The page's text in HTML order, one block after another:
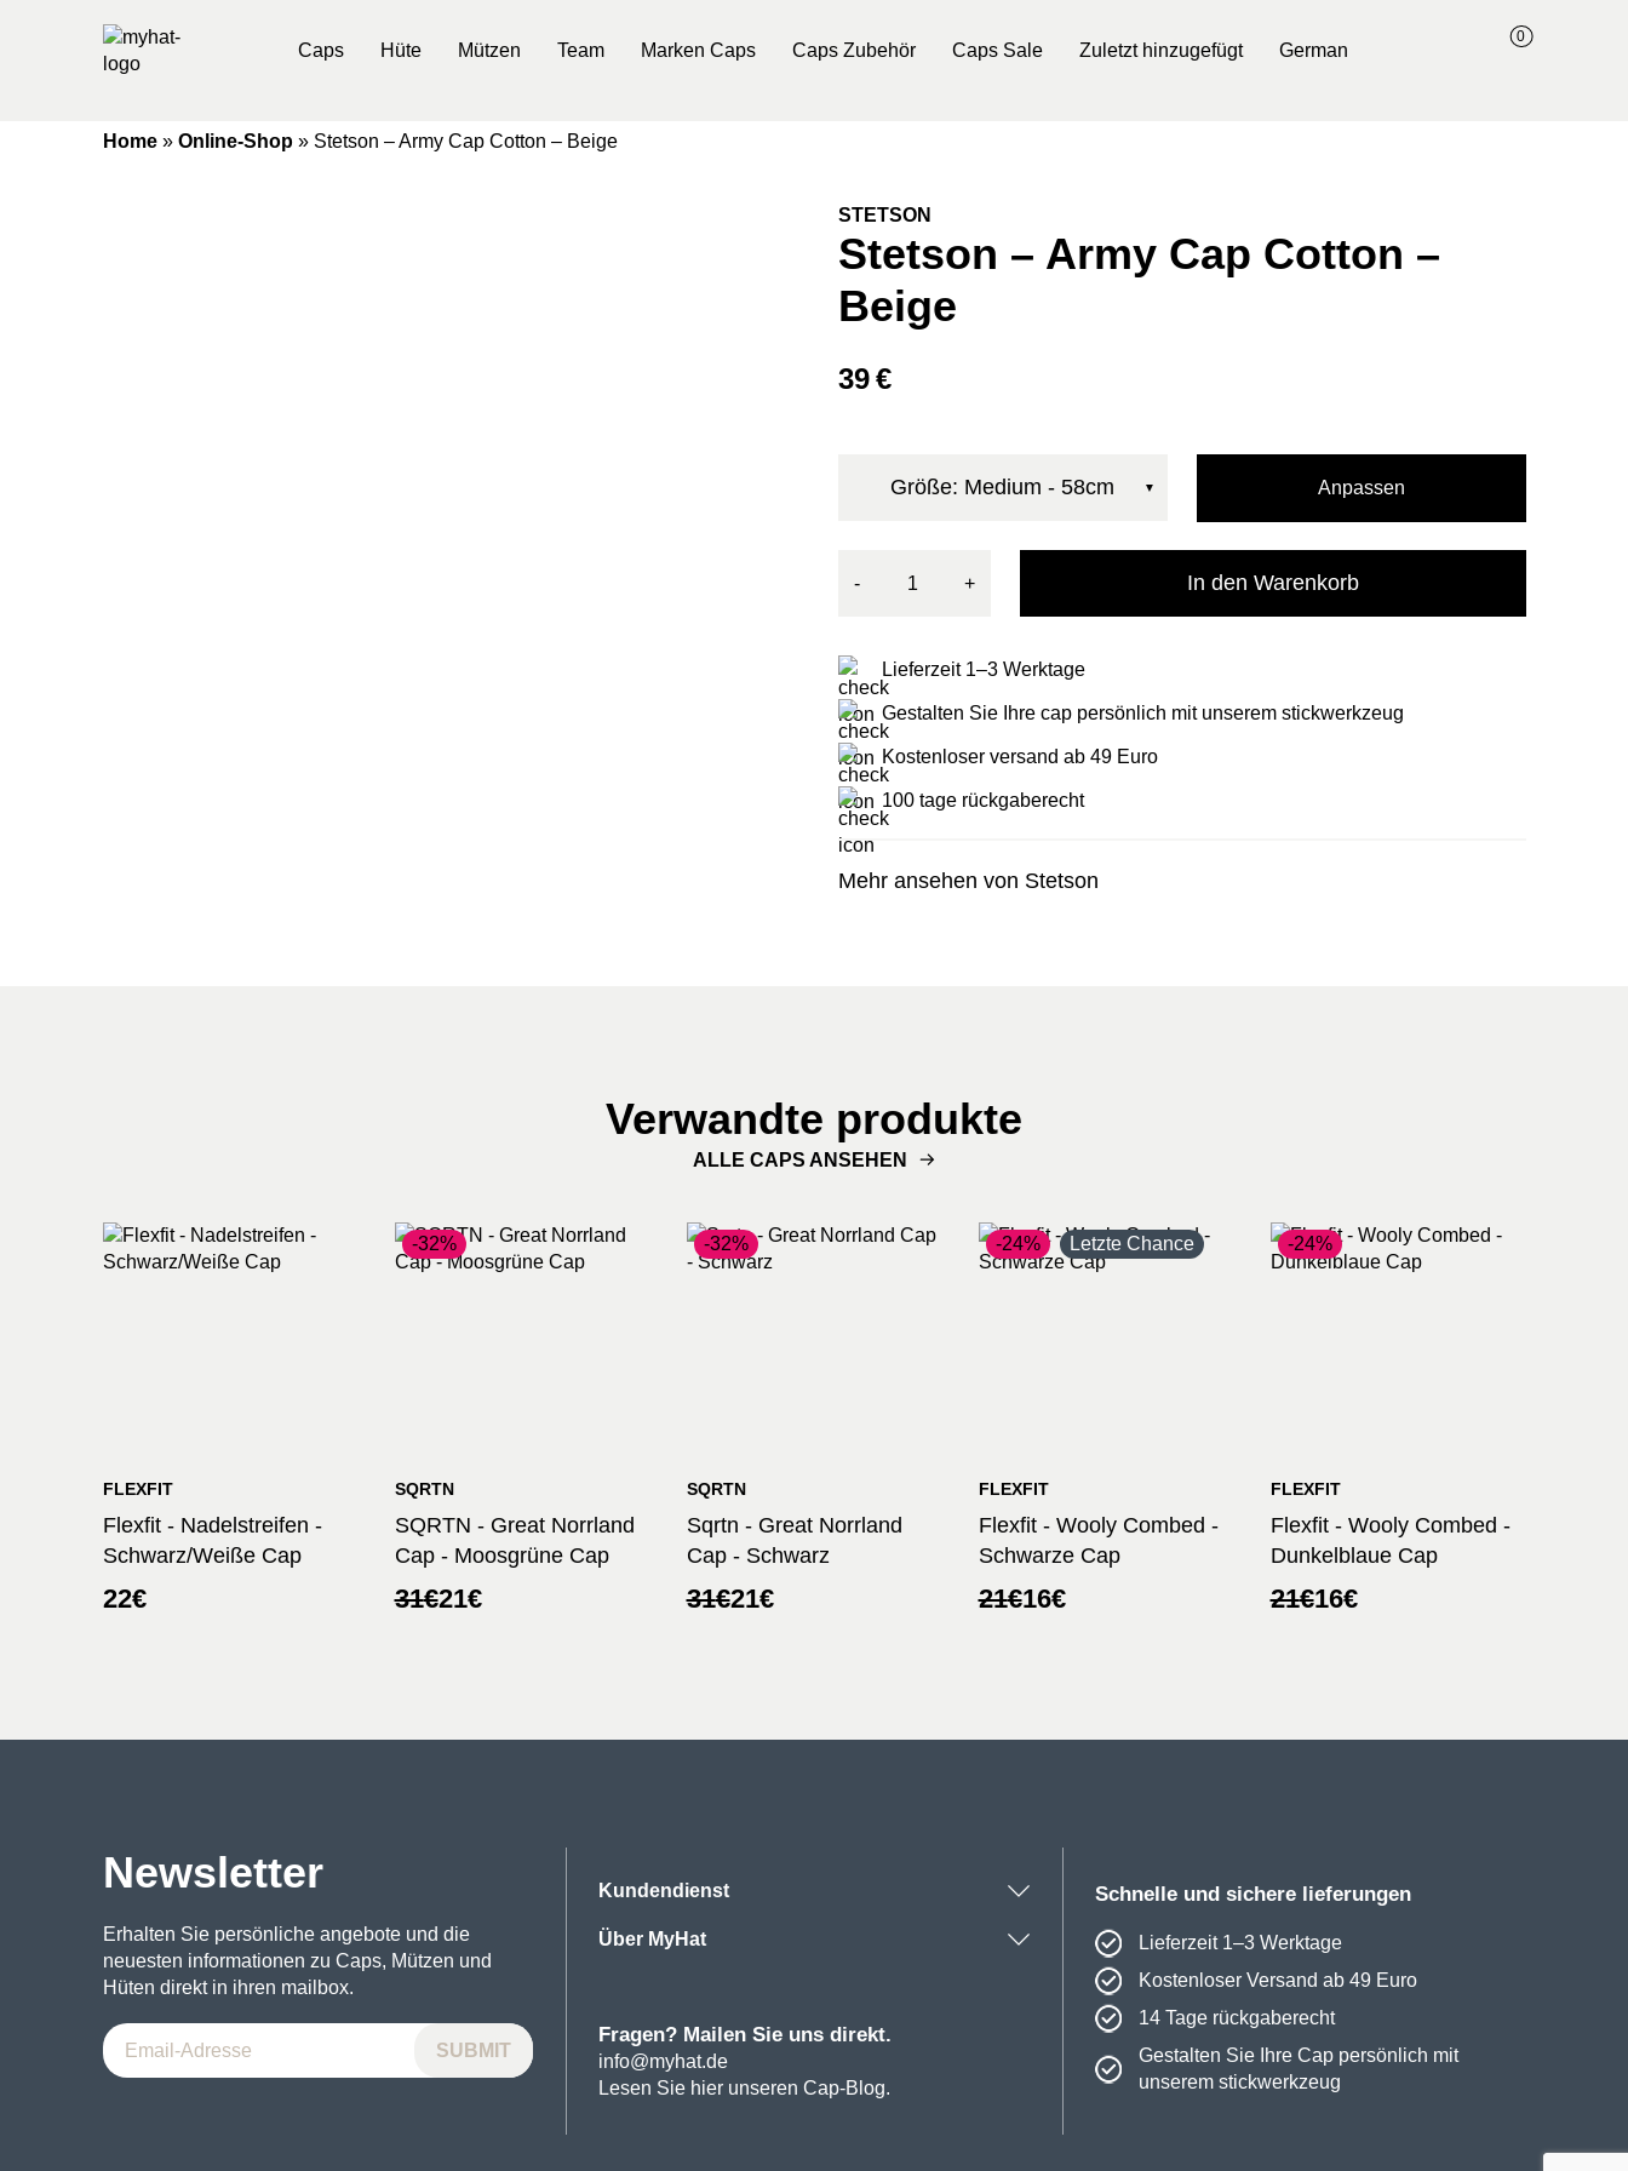
Caps Hüte Mützen Team Marken Caps Caps Zubehör Caps Sale Zuletzt hinzugefügt German
0
Home» Online-Shop» Stetson – Army Cap Cotton – Beige
STETSON
Stetson – Army Cap Cotton –
Beige
39€
Größe: Medium - 58cm Anpassen
- + In den Warenkorb
Lieferzeit 1–3 Werktage
Gestalten Sie Ihre cap persönlich mit unserem stickwerkzeug
Kostenloser versand ab 49 Euro
100 tage rückgaberecht
Mehr ansehen von Stetson
Verwandte produkte
ALLE CAPS ANSEHEN
FLEXFIT
Flexfit - Nadelstreifen -
Schwarz/Weiße Cap
22€
-32%
SQRTN
SQRTN - Great Norrland
Cap - Moosgrüne Cap
31€
Ursprünglicher
21€
Aktueller
-32%
SQRTN
Sqrtn - Great Norrland
Cap - Schwarz
31€
Ursprünglicher
21€
Aktueller
-24% Letzte Chance
FLEXFIT
Flexfit - Wooly Combed -
Schwarze Cap
21€
Ursprünglicher
16€
Aktueller
-24%
FLEXFIT
Flexfit - Wooly Combed -
Dunkelblaue Cap
21€
Ursprünglicher
16€
Aktueller
Newsletter
Erhalten Sie persönliche angebote und die
neuesten informationen zu Caps, Mützen und
Hüten direkt in ihren mailbox.
Kundendienst
Über MyHat
Fragen? Mailen Sie uns direkt.
info@myhat.de
Lesen Sie hier unseren Cap-Blog.
Schnelle und sichere lieferungen
Lieferzeit 1–3 Werktage
Kostenloser Versand ab 49 Euro
14 Tage rückgaberecht
Gestalten Sie Ihre Cap persönlich mit
unserem stickwerkzeug